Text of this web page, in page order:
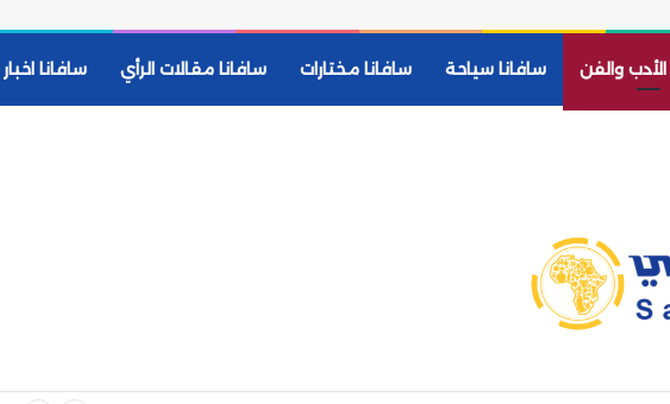
الأدب والفن سافانا سياحة سافانا مختارات سافانا مقالات الرأي سافانا اخبار